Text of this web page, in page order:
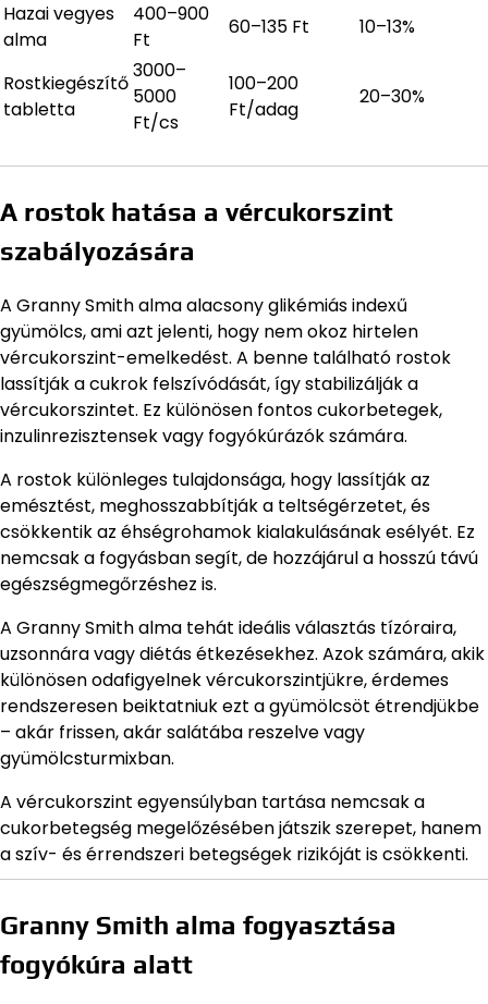
Hazai vegyes
alma
400–900
Ft
60–135 Ft 10–13%
Rostkiegészítő
tabletta
3000–
5000
Ft/cs
100–200
Ft/adag
20–30%
A rostok hatása a vércukorszint
szabályozására
A Granny Smith alma alacsony glikémiás indexű
gyümölcs, ami azt jelenti, hogy nem okoz hirtelen
vércukorszint-emelkedést. A benne található rostok
lassítják a cukrok felszívódását, így stabilizálják a
vércukorszintet. Ez különösen fontos cukorbetegek,
inzulinrezisztensek vagy fogyókúrázók számára.
A rostok különleges tulajdonsága, hogy lassítják az
emésztést, meghosszabbítják a teltségérzetet, és
csökkentik az éhségrohamok kialakulásának esélyét. Ez
nemcsak a fogyásban segít, de hozzájárul a hosszú távú
egészségmegőrzéshez is.
A Granny Smith alma tehát ideális választás tízóraira,
uzsonnára vagy diétás étkezésekhez. Azok számára, akik
különösen odafigyelnek vércukorszintjükre, érdemes
rendszeresen beiktatniuk ezt a gyümölcsöt étrendjükbe
– akár frissen, akár salátába reszelve vagy
gyümölcsturmixban.
A vércukorszint egyensúlyban tartása nemcsak a
cukorbetegség megelőzésében játszik szerepet, hanem
a szív- és érrendszeri betegségek rizikóját is csökkenti.
Granny Smith alma fogyasztása
fogyókúra alatt